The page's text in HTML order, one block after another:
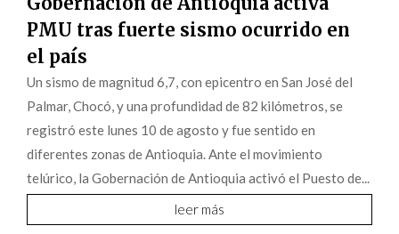
PMU tras fuerte sismo ocurrido en
el país
Un sismo de magnitud 6,7, con epicentro en San José del
Palmar, Chocó, y una profundidad de 82 kilómetros, se
registró este lunes 10 de agosto y fue sentido en
diferentes zonas de Antioquia. Ante el movimiento
telúrico, la Gobernación de Antioquia activó el Puesto de...
leer más